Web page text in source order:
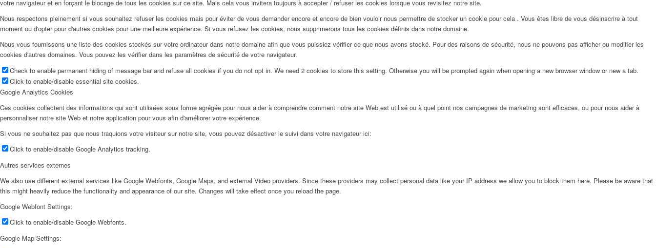
votre navigateur et en forçant le blocage de tous les cookies sur ce site. Mais cela vous invitera toujours à accepter / refuser les cookies lorsque vous revisitez notre site.
Nous respectons pleinement si vous souhaitez refuser les cookies mais pour éviter de vous demander encore et encore de bien vouloir nous permettre de stocker un cookie pour cela . Vous êtes libre de vous désinscrire à tout
moment ou d'opter pour d'autres cookies pour une meilleure expérience. Si vous refusez les cookies, nous supprimerons tous les cookies définis dans notre domaine.
Nous vous fournissons une liste des cookies stockés sur votre ordinateur dans notre domaine afin que vous puissiez vérifier ce que nous avons stocké. Pour des raisons de sécurité, nous ne pouvons pas afficher ou modifier les
cookies d'autres domaines. Vous pouvez les vérifier dans les paramètres de sécurité de votre navigateur.
Check to enable permanent hiding of message bar and refuse all cookies if you do not opt in. We need 2 cookies to store this setting. Otherwise you will be prompted again when opening a new browser window or new a tab.
Click to enable/disable essential site cookies.
Google Analytics Cookies
Ces cookies collectent des informations qui sont utilisées sous forme agrégée pour nous aider à comprendre comment notre site Web est utilisé ou à quel point nos campagnes de marketing sont efficaces, ou pour nous aider à
personnaliser notre site Web et notre application pour vous afin d'améliorer votre expérience.
Si vous ne souhaitez pas que nous traquions votre visiteur sur notre site, vous pouvez désactiver le suivi dans votre navigateur ici:
Click to enable/disable Google Analytics tracking.
Autres services externes
We also use different external services like Google Webfonts, Google Maps, and external Video providers. Since these providers may collect personal data like your IP address we allow you to block them here. Please be aware that
this might heavily reduce the functionality and appearance of our site. Changes will take effect once you reload the page.
Google Webfont Settings:
Click to enable/disable Google Webfonts.
Google Map Settings: